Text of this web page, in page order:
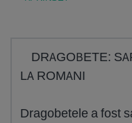
DRAGOBETE:
LA ROMANI
Dragobetele a fost